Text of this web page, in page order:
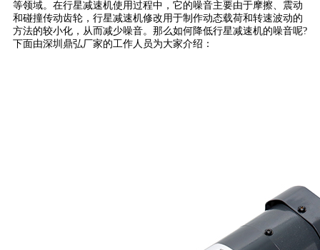
等领域。在行星减速机使用过程中，它的噪音主要由于摩擦、震动
和碰撞传动齿轮，行星减速机修改用于制作动态载荷和转速波动的
方法的较小化，从而减少噪音。那么如何降低行星减速机的噪音呢?
下面由深圳鼎弘厂家的工作人员为大家介绍：